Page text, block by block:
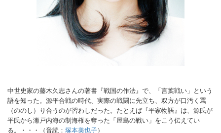
中世史家の藤木久志さんの著書『戦国の作法』で、「言葉戦い」という
語を知った。源平合戦の時代、実際の戦闘に先立ち、双方が口汚く罵
（ののし）り合うのが習わしだった。たとえば『平家物語』は、源氏が
平氏から瀬戸内海の制海権を奪った「屋島の戦い」をこう伝えてい
る。・・・（音読： 塚本美也子）